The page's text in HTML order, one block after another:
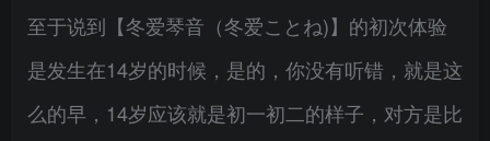
至于说到【冬爱琴音（冬爱ことね)】的初次体验
是发生在14岁的时候，是的，你没有听错，就是这
么的早，14岁应该就是初一初二的样子，对方是比